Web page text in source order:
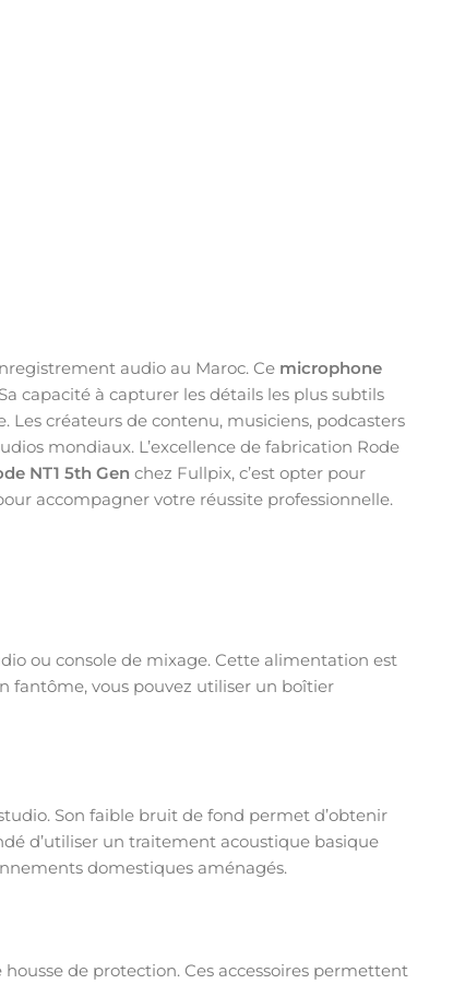
audio au Maroc. Ce microphone
capacité à capturer les détails les plus subtils
créateurs de contenu, musiciens, podcasters
mondiaux. L’excellence de fabrication Rode
NT1 5th Gen chez Fullpix, c’est opter pour
accompagner votre réussite professionnelle.
ou console de mixage. Cette alimentation est
fantôme, vous pouvez utiliser un boîtier
Son faible bruit de fond permet d’obtenir
d’utiliser un traitement acoustique basique
domestiques aménagés.
de protection. Ces accessoires permettent